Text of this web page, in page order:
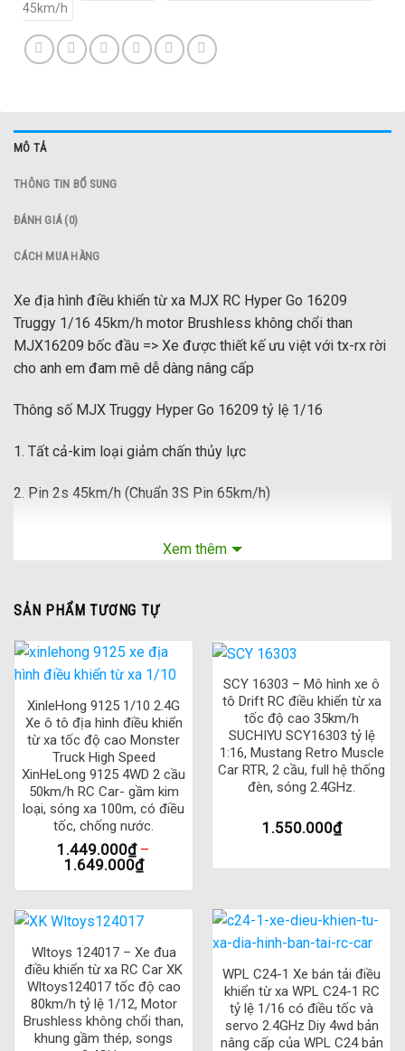
45km/h
MÔ TẢ
THÔNG TIN BỔ SUNG
ĐÁNH GIÁ (0)
CÁCH MUA HÀNG
Xe địa hình điều khiển từ xa MJX RC Hyper Go 16209
Truggy 1/16 45km/h motor Brushless không chổi than
MJX16209 bốc đầu => Xe được thiết kế ưu việt với tx-rx rời
cho anh em đam mê dễ dàng nâng cấp
Thông số MJX Truggy Hyper Go 16209 tỷ lệ 1/16
1. Tất cả-kim loại giảm chấn thủy lực
2. Pin 2s 45km/h (Chuẩn 3S Pin 65km/h)
4. kim loại chống va chạm đầu
5. Tất cả-Kim Loại hệ thống truyền tải (hộp số kim loại vi
phân)
6. Tiêu chuẩn độc lập thu, dễ sửa đổi
7. Động cơ làm mát bằng nhôm tản nhiệt + Quạt làm mát
Danh sách đóng gói: Truck * 1 Điều khiển từ xa * 1 Pin * 1;
Bánh sau hỗ trợ bốc đầu * 1; Sách hướng dẫn sử dụng * 1;
Cáp sạc USB * 1; Lục giác cờ lê * 1; Đầu-lên bánh xe phụ
kiện * 1; Tua vít * 1
Xem thêm
SẢN PHẨM TƯƠNG TỰ
XinleHong 9125 1/10 2.4G
Xe ô tô địa hình điều khiển
từ xa tốc độ cao Monster
Truck High Speed
XinHeLong 9125 4WD 2 cầu
50km/h RC Car- gầm kim
loại, sóng xa 100m, có điều
tốc, chống nước.
1.449.000₫–
1.649.000₫
SCY 16303 – Mô hình xe ô
tô Drift RC điều khiển từ xa
tốc độ cao 35km/h
SUCHIYU SCY16303 tỷ lệ
1:16, Mustang Retro Muscle
Car RTR, 2 cầu, full hệ thống
đèn, sóng 2.4GHz.
1.550.000₫
Wltoys 124017 – Xe đua
điều khiển từ xa RC Car XK
Wltoys124017 tốc độ cao
80km/h tỷ lệ 1/12, Motor
Brushless không chổi than,
khung gầm thép, songs
WPL C24-1 Xe bán tải điều
khiển từ xa WPL C24-1 RC
tỷ lệ 1/16 có điều tốc và
servo 2.4GHz Diy 4wd bản
nâng cấp của WPL C24 bản